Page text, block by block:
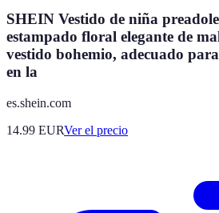
SHEIN Vestido de niña
estampado floral elegante de
vestido bohemio, adecuado
en la
es.shein.com
14.99 EURVer el precio